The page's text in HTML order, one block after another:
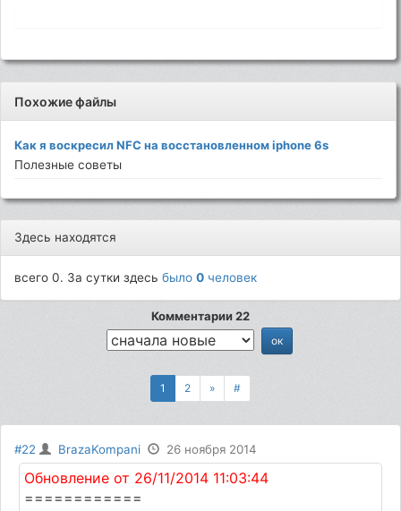
Похожие файлы
Как я воскресил NFC на восстановленном iphone 6s
Полезные советы
Здесь находятся
всего 0. За сутки здесьбыло0 человек
Комментарии 22
1 2 » #
#22 BrazaKompani 26 ноября 2014
Обновление от 26/11/2014 11:03:44
============